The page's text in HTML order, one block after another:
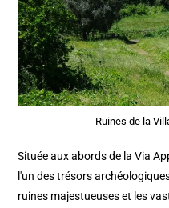
Ruines de la
Située aux abords de la Via
l'un des trésors
ruines majestueuses et les